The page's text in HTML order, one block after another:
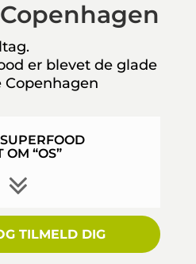
er blevet de glade
Copenhagen
OM “OS”
TILMELD DIG